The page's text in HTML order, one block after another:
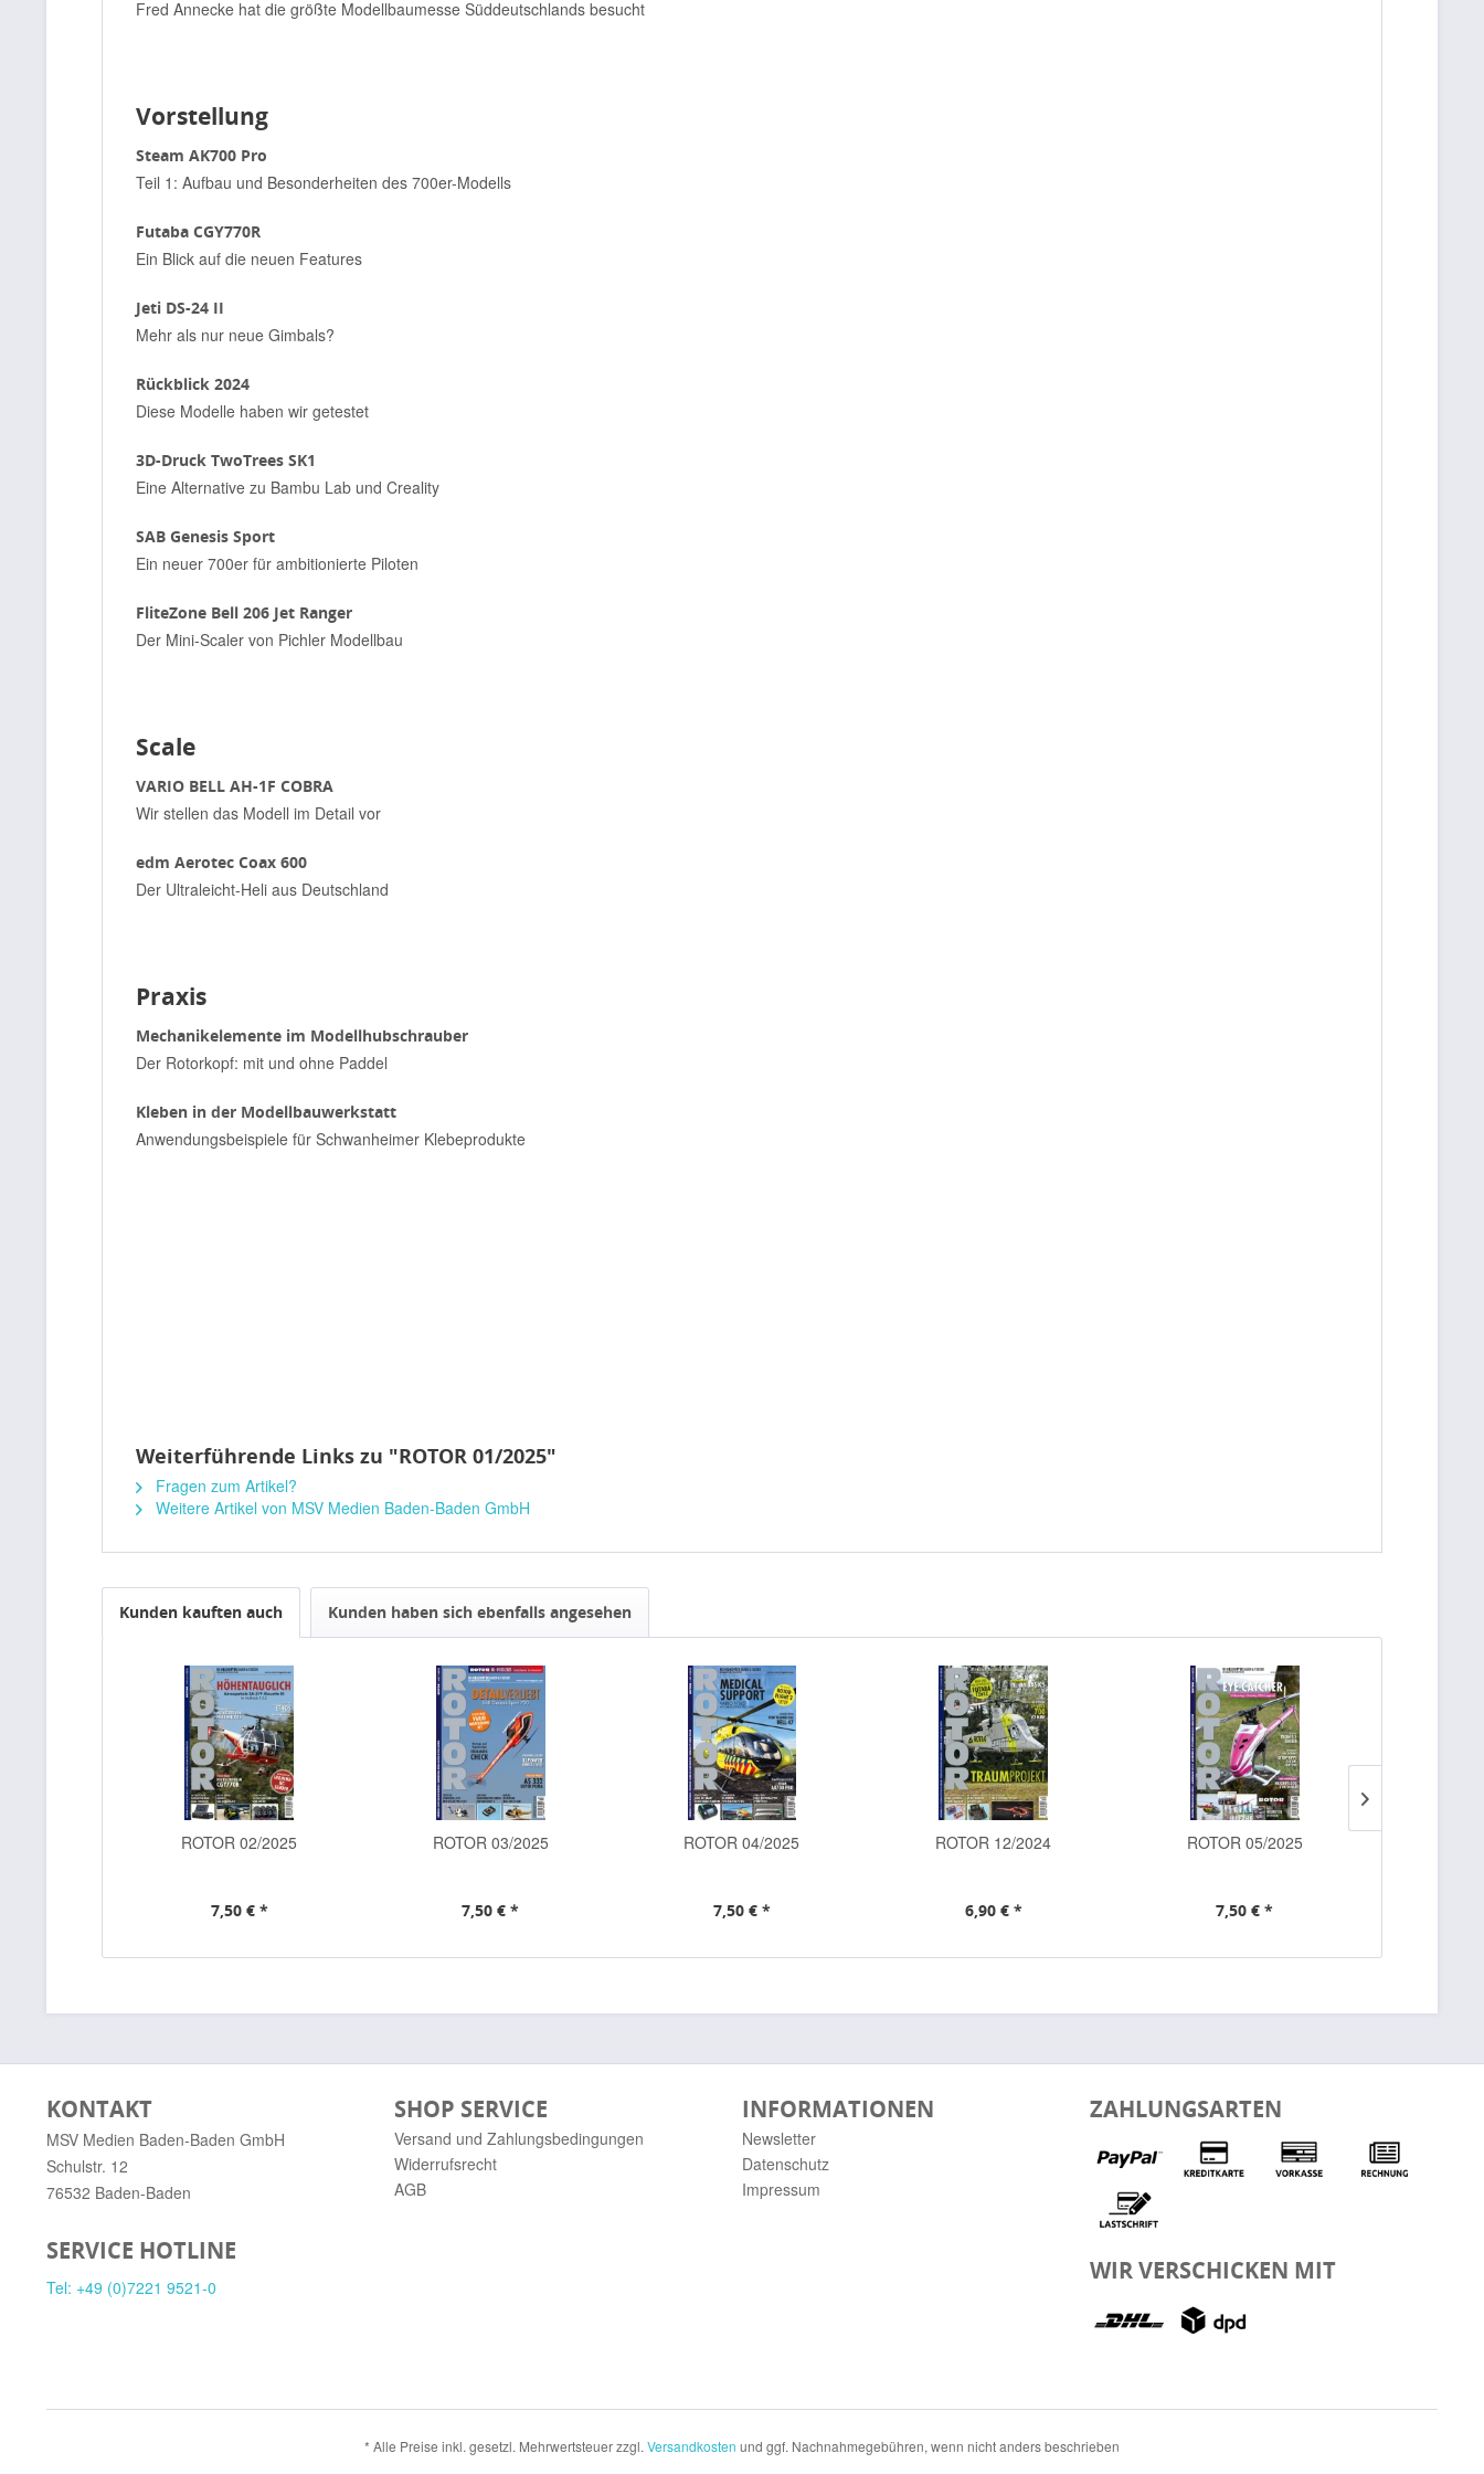
Fred Annecke hat die größte Modellbaumesse Süddeutschlands besucht
Vorstellung
Steam AK700 Pro
Teil 1: Aufbau und Besonderheiten des 700er-Modells
Futaba CGY770R
Ein Blick auf die neuen Features
Jeti DS-24 II
Mehr als nur neue Gimbals?
Rückblick 2024
Diese Modelle haben wir getestet
3D-Druck TwoTrees SK1
Eine Alternative zu Bambu Lab und Creality
SAB Genesis Sport
Ein neuer 700er für ambitionierte Piloten
FliteZone Bell 206 Jet Ranger
Der Mini-Scaler von Pichler Modellbau
Scale
VARIO BELL AH-1F COBRA
Wir stellen das Modell im Detail vor
edm Aerotec Coax 600
Der Ultraleicht-Heli aus Deutschland
Praxis
Mechanikelemente im Modellhubschrauber
Der Rotorkopf: mit und ohne Paddel
Kleben in der Modellbauwerkstatt
Anwendungsbeispiele für Schwanheimer Klebeprodukte
Weiterführende Links zu "ROTOR 01/2025"
Fragen zum Artikel?
Weitere Artikel von MSV Medien Baden-Baden GmbH
Kunden kauften auch Kunden haben sich ebenfalls angesehen
ROTOR 02/2025
7,50 € *
ROTOR 03/2025
7,50 € *
ROTOR 04/2025
7,50 € *
ROTOR 12/2024
6,90 € *
ROTOR 05/2025
7,50 € *
KONTAKT
MSV Medien Baden-Baden GmbH
Schulstr. 12
76532 Baden-Baden
SERVICE HOTLINE
Tel: +49 (0)7221 9521-0
SHOP SERVICE
Versand und Zahlungsbedingungen
Widerrufsrecht
AGB
INFORMATIONEN
Newsletter
Datenschutz
Impressum
ZAHLUNGSARTEN
WIR VERSCHICKEN MIT
* Alle Preise inkl. gesetzl. Mehrwertsteuer zzgl. Versandkosten und ggf. Nachnahmegebühren, wenn nicht anders beschrieben